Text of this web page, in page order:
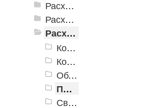
Расходные инструменты для шуруповертов и гайковертов
Расходные инструменты по бетону
Расходные инструменты по дереву
Кондукторы
Коронки, Пилы сегментные - наборные
Обдирочно-шлифовальные чашки
Пильные диски
Сверла по дереву